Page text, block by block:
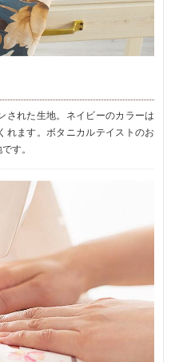
された生地。ネイビーのカラーは
れます。ボタニカルテイストのお
す。